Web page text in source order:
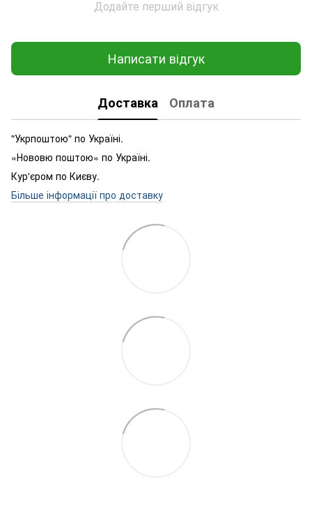
Додайте перший відгук
Написати відгук
Доставка Оплата
"Укрпоштою" по Україні.
«Нововю поштою» по Україні.
Кур'єром по Києву.
Більше інформації про доставку